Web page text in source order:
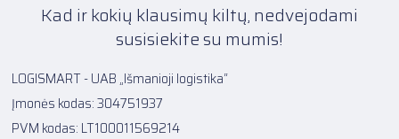
Kad ir kokių klausimų kiltų, nedvejodami
susisiekite su mumis!
LOGISMART - UAB „Išmanioji logistika“
Įmonės kodas: 304751937
PVM kodas: LT100011569214